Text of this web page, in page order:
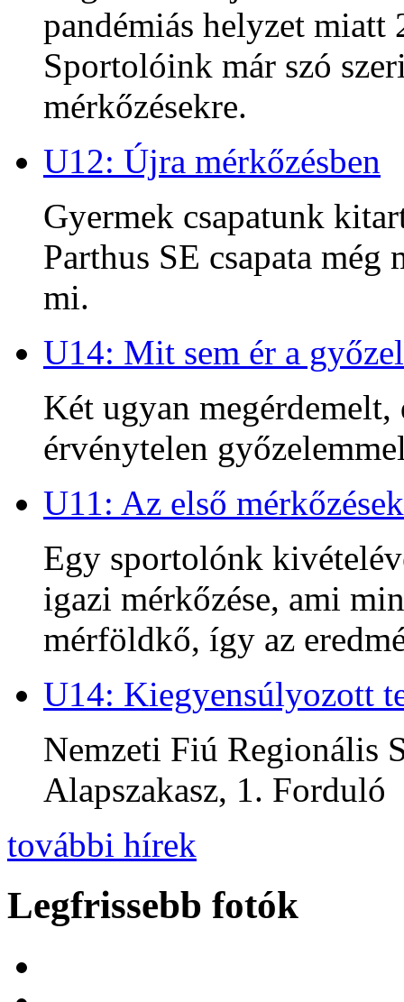
pandémiás helyzet
Sportolóink már szó
mérkőzésekre.
U12: Újra mérkőzésben
Gyermek csapatunk
Parthus SE csapata
mi.
U14: Mit sem ér a
Két ugyan
érvénytelen
U11: Az első mérkőzések
Egy sportolónk
igazi mérkőzése, ami
mérföldkő, így az
U14: Kiegyensúlyozott
Nemzeti Fiú Regionális
Alapszakasz, 1. Forduló
további hírek
Legfrissebb fotók